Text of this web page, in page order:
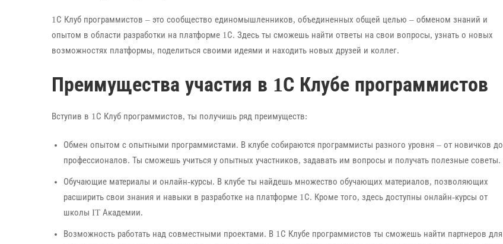
1С Клуб программистов – это сообщество единомышленников, объединенных общей целью – обменом знаний и
опытом в области разработки на платформе 1С. Здесь ты сможешь найти ответы на свои вопросы, узнать о новых
возможностях платформы, поделиться своими идеями и находить новых друзей и коллег.
Преимущества участия в 1С Клубе программистов
Вступив в 1С Клуб программистов, ты получишь ряд преимуществ:
Обмен опытом с опытными программистами. В клубе собираются программисты разного уровня – от новичков до
профессионалов. Ты сможешь учиться у опытных участников, задавать им вопросы и получать полезные советы.
Обучающие материалы и онлайн-курсы. В клубе ты найдешь множество обучающих материалов, позволяющих
расширить свои знания и навыки в разработке на платформе 1С. Кроме того, здесь доступны онлайн-курсы от
школы IT Академии.
Возможность работать над совместными проектами. В 1С Клубе программистов ты сможешь найти партнеров для